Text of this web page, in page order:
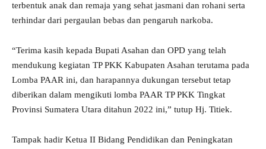
terbentuk anak dan remaja yang sehat jasmani dan rohani serta
terhindar dari pergaulan bebas dan pengaruh narkoba.
“Terima kasih kepada Bupati Asahan dan OPD yang telah
mendukung kegiatan TP PKK Kabupaten Asahan terutama pada
Lomba PAAR ini, dan harapannya dukungan tersebut tetap
diberikan dalam mengikuti lomba PAAR TP PKK Tingkat
Provinsi Sumatera Utara ditahun 2022 ini,” tutup Hj. Titiek.
Tampak hadir Ketua II Bidang Pendidikan dan Peningkatan